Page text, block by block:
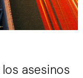
asesinos